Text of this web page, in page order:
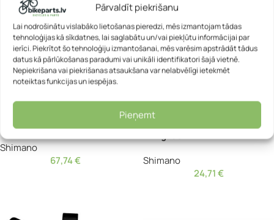
Pārvaldīt piekrišanu
Lai nodrošinātu vislabāko lietošanas pieredzi, mēs izmantojam tādas
tehnoloģijas kā sīkdatnes, lai saglabātu un/vai piekļūtu informācijai par
ierīci. Piekrītot šo tehnoloģiju izmantošanai, mēs varēsim apstrādāt tādus
datus kā pārlūkošanas paradumi vai unikāli identifikatori šajā vietnē.
Nepiekrišana vai piekrišanas atsaukšana var nelabvēlīgi ietekmēt
noteiktas funkcijas un iespējas.
Pieņemt
Shimano SL-RS700 Road
Shimano
67,74€
Pārslēdzēja rokturis –
Shimano SL-U6000-11R CUES
Linkglide
Shimano
24,71€